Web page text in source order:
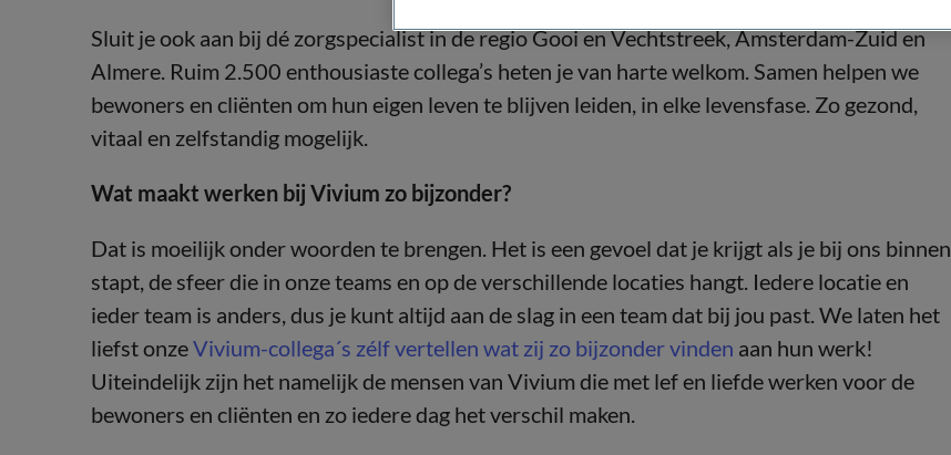
Sluit je ook aan bij dé zorgspecialist in de regio Gooi en Vechtstreek, Amsterdam-Zuid en
Almere. Ruim 2.500 enthousiaste collega’s heten je van harte welkom. Samen helpen we
bewoners en cliënten om hun eigen leven te blijven leiden, in elke levensfase. Zo gezond,
vitaal en zelfstandig mogelijk.
Wat maakt werken bij Vivium zo bijzonder?
Dat is moeilijk onder woorden te brengen. Het is een gevoel dat je krijgt als je bij ons binnen
stapt, de sfeer die in onze teams en op de verschillende locaties hangt. Iedere locatie en
ieder team is anders, dus je kunt altijd aan de slag in een team dat bij jou past. We laten het
liefst onzeVivium-collega´s zélf vertellen wat zij zo bijzonder vinden aan hun werk!
Uiteindelijk zijn het namelijk de mensen van Vivium die met lef en liefde werken voor de
bewoners en cliënten en zo iedere dag het verschil maken.